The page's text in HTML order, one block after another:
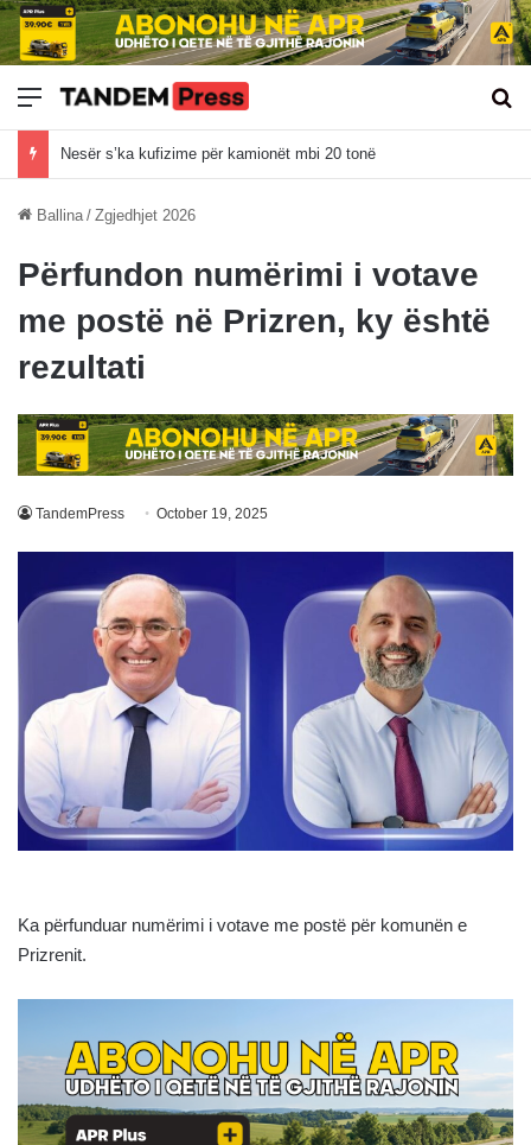
Meny
Nesër s’ka kufizime për kamionët mbi 20 tonë
Ballina / Zgjedhjet 2026
Përfundon numërimi i votave
me postë në Prizren, ky është
rezultati
TandemPress October 19, 2025
Ka përfunduar numërimi i votave me postë për komunën e
Prizrenit.